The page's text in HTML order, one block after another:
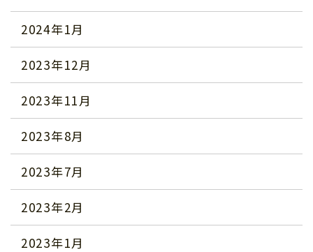
2024年1月
2023年12月
2023年11月
2023年8月
2023年7月
2023年2月
2023年1月